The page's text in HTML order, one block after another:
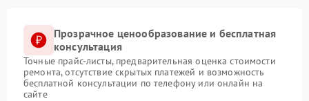
Прозрачное ценообразование и бесплатная
консультация
Точные прайс-листы, предварительная оценка стоимости
ремонта, отсутствие скрытых платежей и возможность
бесплатной консультации по телефону или онлайн на
сайте